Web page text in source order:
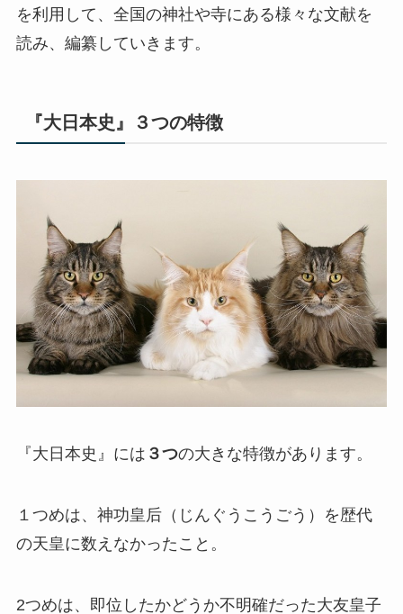
を利用して、全国の神社や寺にある様々な文献を
読み、編纂していきます。
『大日本史』３つの特徴
『大日本史』には ３つの大きな特徴があります。
１つめは、神功皇后（じんぐうこうごう）を歴代
の天皇に数えなかったこと。
2つめは、即位したかどうか不明確だった大友皇子